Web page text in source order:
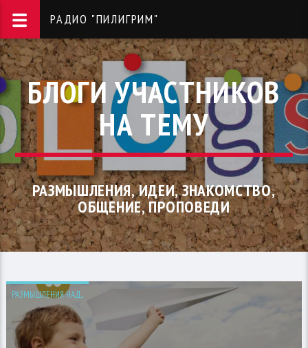
РАДИО "ПИЛИГРИМ"
БЛОГИ УЧАСТНИКОВ
НА ТЕМУ
РАЗМЫШЛЕНИЯ, ИДЕИ, ЗНАКОМСТВО,
ОБЩЕНИЕ, ПРОПОВЕДИ
РАЗМЫШЛЕНИЯ НАД...